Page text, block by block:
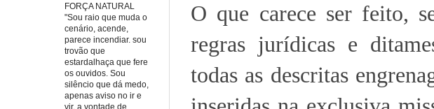
O que carece ser feito,
regras jurídicas e
todas as descritas
FORÇA NATURAL
"Sou raio que muda o
cenário, acende,
parece incendiar. sou
trovão que
estardalhaça que fere
os ouvidos. Sou
silêncio que dá medo,
apenas aviso no ir e
vir, a vontade de